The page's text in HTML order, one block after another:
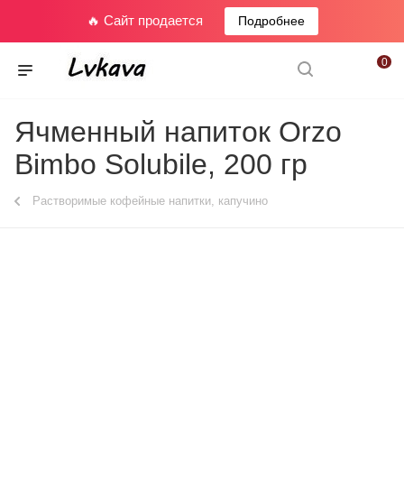
🔥 Сайт продается Подробнее
0
Ячменный напиток Orzo
Bimbo Solubile, 200 гр
Растворимые кофейные напитки, капучино